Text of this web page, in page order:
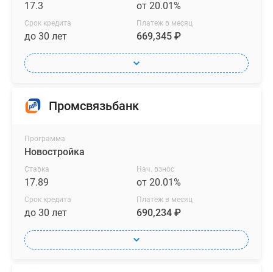
17.3 от 20.01%
Срок кредита
до 30 лет
Платеж в месяц
669,345 ₽
Промсвязьбанк
Программа
Новостройка
Ставка
17.89
Нач. взнос
от 20.01%
Срок кредита
до 30 лет
Платеж в месяц
690,234 ₽